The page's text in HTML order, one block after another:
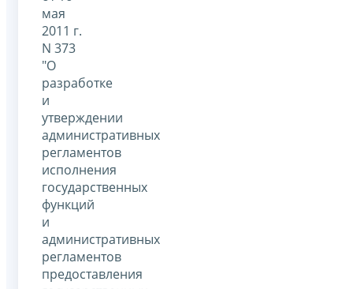
мая
2011 г.
N 373
"О
разработке
и
утверждении
административных
регламентов
исполнения
государственных
функций
и
административных
регламентов
предоставления